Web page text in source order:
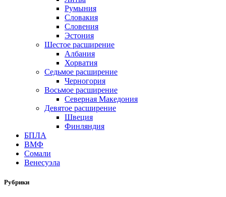
Румыния
Словакия
Словения
Эстония
Шестое расширение
Албания
Хорватия
Седьмое расширение
Черногория
Восьмое расширение
Северная Македония
Девятое расширение
Швеция
Финляндия
БПЛА
ВМФ
Сомали
Венесуэла
Рубрики